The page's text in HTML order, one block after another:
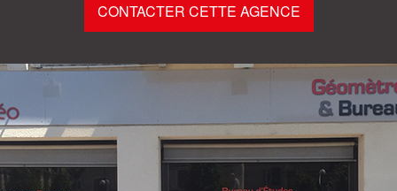
CONTACTER CETTE AGENCE